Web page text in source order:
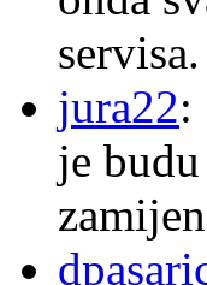
servisa.
jura22:
je